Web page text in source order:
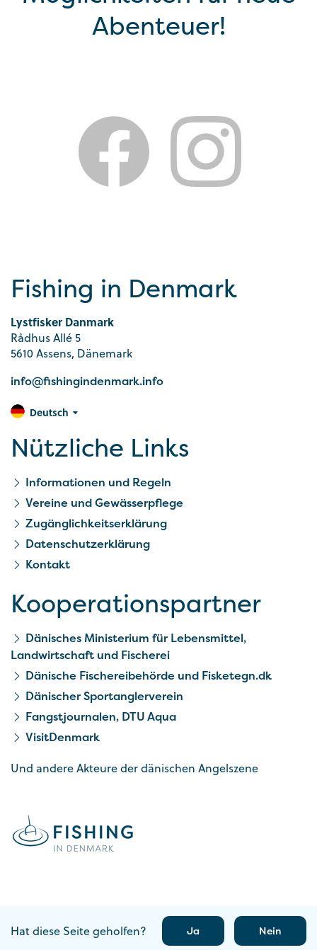
Abenteuer!
Fishing in Denmark
Lystfisker Danmark
Rådhus Allé 5
5610 Assens, Dänemark
info@fishingindenmark.info
Deutsch
Nützliche Links
Informationen und Regeln
Vereine und Gewässerpflege
Zugänglichkeitserklärung
Datenschutzerklärung
Kontakt
Kooperationspartner
Dänisches Ministerium für Lebensmittel,
Landwirtschaft und Fischerei
Dänische Fischereibehörde und Fisketegn.dk
Dänischer Sportanglerverein
Fangstjournalen, DTU Aqua
VisitDenmark
Und andere Akteure der dänischen Angelszene
Hat diese Seite geholfen? Ja Nein